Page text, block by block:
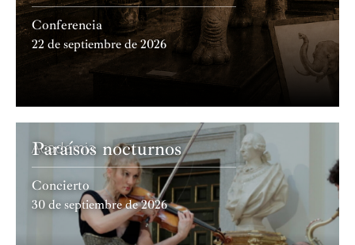
Conferencia
22 de septiembre de 2026
Academia
Paraísos nocturnos
Concierto
30 de septiembre de 2026